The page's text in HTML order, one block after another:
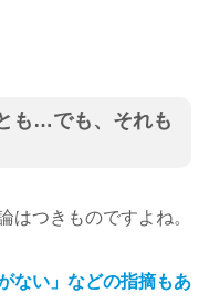
も…でも、それも
はつきものですよね。
ない」などの指摘もあ